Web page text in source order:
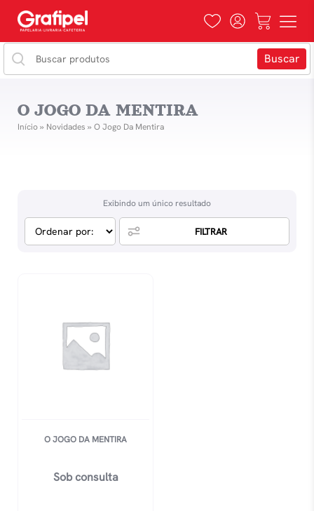
O JOGO DA MENTIRA
Início» Novidades » O Jogo Da Mentira
Exibindo um único resultado
FILTRAR
O JOGO DA MENTIRA
Sob consulta